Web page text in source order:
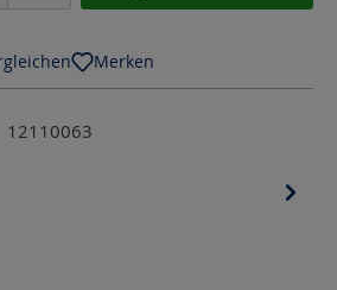
Merken
12110063